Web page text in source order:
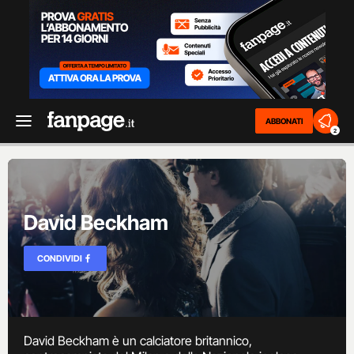
ABBONATI
2
David Beckham
CONDIVIDI
David Beckham è un calciatore britannico,